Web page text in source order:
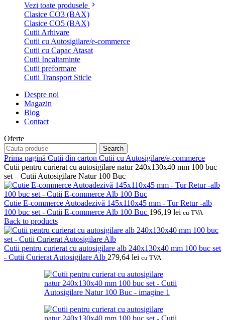
Vezi toate produsele
Clasice CO3 (BAX)
Clasice CO5 (BAX)
Cutii Arhivare
Cutii cu Autosigilare/e-commerce
Cutii cu Capac Atasat
Cutii Incaltaminte
Cutii preformare
Cutii Transport Sticle
Despre noi
Magazin
Blog
Contact
Oferte
Search
Prima pagină Cutii din carton Cutii cu Autosigilare/e-commerce
Cutii pentru curierat cu autosigilare natur 240x130x40 mm 100 buc
set – Cutii Autosigilare Natur 100 Buc
Cutie E-commerce Autoadezivă 145x110x45 mm - Tur Retur -alb
100 buc set - Cutii E-commerce Alb 100 Buc 196,19 lei cu TVA
Back to products
Cutii pentru curierat cu autosigilare alb 240x130x40 mm 100 buc set
- Cutii Curierat Autosigilare Alb 279,64 lei cu TVA